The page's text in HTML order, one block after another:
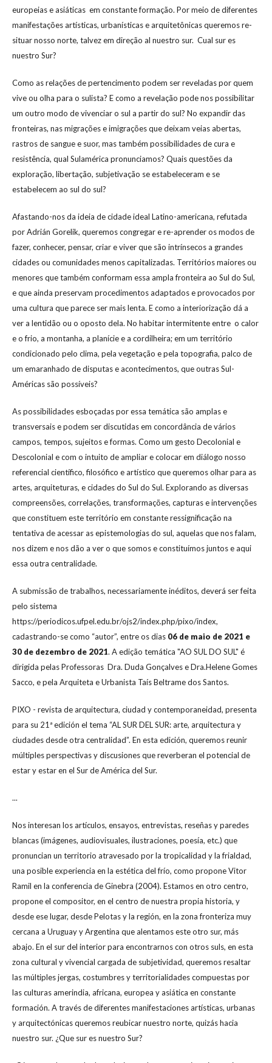
europeias e asiáticas em constante formação. Por meio de diferentes
manifestações artísticas, urbanísticas e arquitetônicas queremos re-
situar nosso norte, talvez em direção al nuestro sur. Cual sur es
nuestro Sur?
Como as relações de pertencimento podem ser reveladas por quem
vive ou olha para o sulista? E como a revelação pode nos possibilitar
um outro modo de vivenciar o sul a partir do sul? No expandir das
fronteiras, nas migrações e imigrações que deixam veias abertas,
rastros de sangue e suor, mas também possibilidades de cura e
resistência, qual Sulamérica pronunciamos? Quais questões da
exploração, libertação, subjetivação se estabeleceram e se
estabelecem ao sul do sul?
Afastando-nos da ideia de cidade ideal Latino-americana, refutada
por Adrián Gorelik, queremos congregar e re-aprender os modos de
fazer, conhecer, pensar, criar e viver que são intrínsecos a grandes
cidades ou comunidades menos capitalizadas. Territórios maiores ou
menores que também conformam essa ampla fronteira ao Sul do Sul,
e que ainda preservam procedimentos adaptados e provocados por
uma cultura que parece ser mais lenta. E como a interiorização dá a
ver a lentidão ou o oposto dela. No habitar intermitente entre o calor
e o frio, a montanha, a planície e a cordilheira; em um território
condicionado pelo clima, pela vegetação e pela topografia, palco de
um emaranhado de disputas e acontecimentos, que outras Sul-
Américas são possíveis?
As possibilidades esboçadas por essa temática são amplas e
transversais e podem ser discutidas em concordância de vários
campos, tempos, sujeitos e formas. Como um gesto Decolonial e
Descolonial e com o intuito de ampliar e colocar em diálogo nosso
referencial científico, filosófico e artístico que queremos olhar para as
artes, arquiteturas, e cidades do Sul do Sul. Explorando as diversas
compreensões, correlações, transformações, capturas e intervenções
que constituem este território em constante ressignificação na
tentativa de acessar as epistemologias do sul, aquelas que nos falam,
nos dizem e nos dão a ver o que somos e constituímos juntos e aqui
essa outra centralidade.
A submissão de trabalhos, necessariamente inéditos, deverá ser feita
pelo sistema
https://periodicos.ufpel.edu.br/ojs2/index.php/pixo/index,
cadastrando-se como “autor”, entre os dias 06 de maio de 2021 e
30 de dezembro de 2021. A edição temática "AO SUL DO SUL" é
dirigida pelas Professoras Dra. Duda Gonçalves e Dra.Helene Gomes
Sacco, e pela Arquiteta e Urbanista Taís Beltrame dos Santos.
PIXO - revista de arquitectura, ciudad y contemporaneidad, presenta
para su 21ª edición el tema “AL SUR DEL SUR: arte, arquitectura y
ciudades desde otra centralidad”. En esta edición, queremos reunir
múltiples perspectivas y discusiones que reverberan el potencial de
estar y estar en el Sur de América del Sur.
...
Nos interesan los artículos, ensayos, entrevistas, reseñas y paredes
blancas (imágenes, audiovisuales, ilustraciones, poesía, etc.) que
pronuncian un territorio atravesado por la tropicalidad y la frialdad,
una posible experiencia en la estética del frío, como propone Vitor
Ramil en la conferencia de Ginebra (2004). Estamos en otro centro,
propone el compositor, en el centro de nuestra propia historia, y
desde ese lugar, desde Pelotas y la región, en la zona fronteriza muy
cercana a Uruguay y Argentina que alentamos este otro sur, más
abajo. En el sur del interior para encontrarnos con otros suls, en esta
zona cultural y vivencial cargada de subjetividad, queremos resaltar
las múltiples jergas, costumbres y territorialidades compuestas por
las culturas amerindia, africana, europea y asiática en constante
formación. A través de diferentes manifestaciones artísticas, urbanas
y arquitectónicas queremos reubicar nuestro norte, quizás hacia
nuestro sur. ¿Que sur es nuestro Sur?